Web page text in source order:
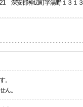
深安郡神辺町字湯野１３１３
。
ん。